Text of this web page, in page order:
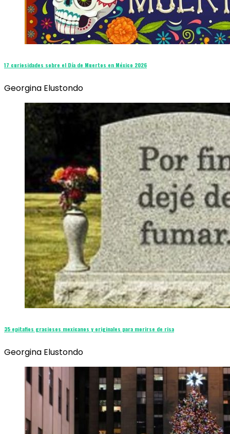
17 curiosidades sobre el Día de Muertos en México 2026
Georgina Elustondo
35 epitafios graciosos mexicanos y originales para morirse de risa
Georgina Elustondo